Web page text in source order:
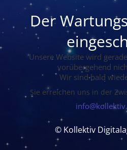
Der
Unsere Website wird
vorübergehend
Wir sind bald
Sie erreichen uns in der
© Kollektiv